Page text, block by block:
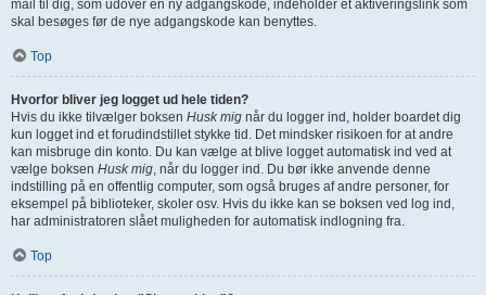
mail til dig, som udover en ny adgangskode, indeholder et aktiveringslink som
skal besøges før de nye adgangskode kan benyttes.
Top
Hvorfor bliver jeg logget ud hele tiden?
Hvis du ikke tilvælger boksen Husk mig når du logger ind, holder boardet dig
kun logget ind et forudindstillet stykke tid. Det mindsker risikoen for at andre
kan misbruge din konto. Du kan vælge at blive logget automatisk ind ved at
vælge boksen Husk mig, når du logger ind. Du bør ikke anvende denne
indstilling på en offentlig computer, som også bruges af andre personer, for
eksempel på biblioteker, skoler osv. Hvis du ikke kan se boksen ved log ind,
har administratoren slået muligheden for automatisk indlogning fra.
Top